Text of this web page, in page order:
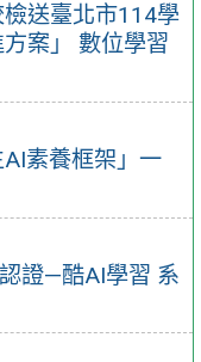
送臺北市114學
案」 數位學習
素養框架」一
證—酷AI學習 系